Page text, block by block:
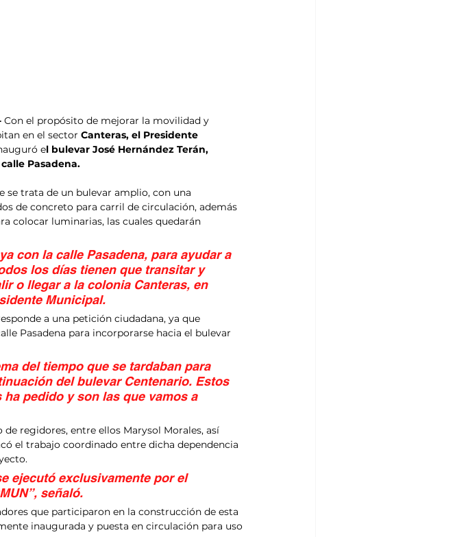
Con el propósito de mejorar la movilidad y
en el sector Canteras, el Presidente
el bulevar José Hernández Terán,
Pasadena.
se trata de un bulevar amplio, con una
de concreto para carril de circulación, además
colocar luminarias, las cuales quedarán
con la calle Pasadena, para ayudar a
los días tienen que transitar y
o llegar a la colonia Canteras, en
Municipal.
a una petición ciudadana, ya que
Pasadena para incorporarse hacia el bulevar
del tiempo que se tardaban para
del bulevar Centenario. Estos
pedido y son las que vamos a
regidores, entre ellos Marysol Morales, así
el trabajo coordinado entre dicha dependencia
ejecutó exclusivamente por el
señaló.
que participaron en la construcción de esta
inaugurada y puesta en circulación para uso